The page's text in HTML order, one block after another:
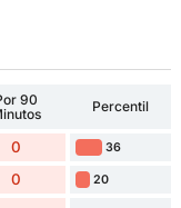
90
Percentil
0 36
0 20